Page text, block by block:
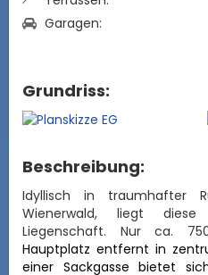
Garagen:
Grundriss:
Beschreibung:
Idyllisch in traumhafter
Wienerwald, liegt diese
Liegenschaft. Nur ca.
Hauptplatz entfernt in
einer Sackgasse bietet